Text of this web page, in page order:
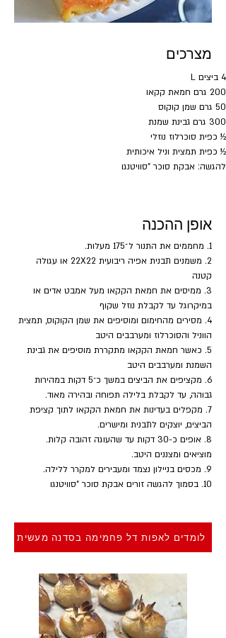
מצרכים
4 ביצים L
200 גרם חמאת קקאו
50 גרם שמן קוקוס
300 גרם גבינת שמנת
½ כפית סוכרלוז נוזלי
½ כפית תמצית וניל איכותית
להגשה: אבקת סוכר "סוויטנגו
אופן ההכנה
1. מחממים את התנור ל־175 מעלות.
2. משמנים תבנית אפיה ריבועית 22X22 או עגולה
קטנה
3. ממיסים את חמאת הקקאו מעל אמבט אדים או
במיקרוגל עד לקבלת נוזל שקוף
4. מסירים מהחימום ומוסיפים את שמן הקוקוס, תמצית
הווניל והסוכרלוז ומערבבים היטב
5. כאשר חמאת הקקאו מתקררת מוסיפים את גבינת
השמנת ומערבבים היטב
6. מקציפים את הביצים במשך כ־5 דקות במהירות
גבוהה, עד לקבלת בלילה תפוחה ובהירה מאוד.
7. מקפלים בעדינות את חמאת הקקאו לתוך קציפת
הביצים, יוצקים לתבנית ומישרים.
8. אופים כ-30 דקות עד שהעוגה זהובה קלות.
מוציאים ומצננים היטב.
9. מכסים בניילון נצמד ומעבירים למקרר ללילה.
10. בסמוך להגשה זורים אבקת סוכר "סוויטנגו
לומדים לאפות דל פחמימה בסדנה מעשית